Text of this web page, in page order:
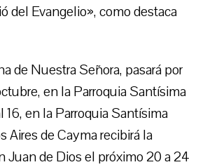
del Evangelio», como destaca
de Nuestra Señora, pasará por
en la Parroquia Santísima
16, en la Parroquia Santísima
de Cayma recibirá la
Juan de Dios el próximo 20 a 24